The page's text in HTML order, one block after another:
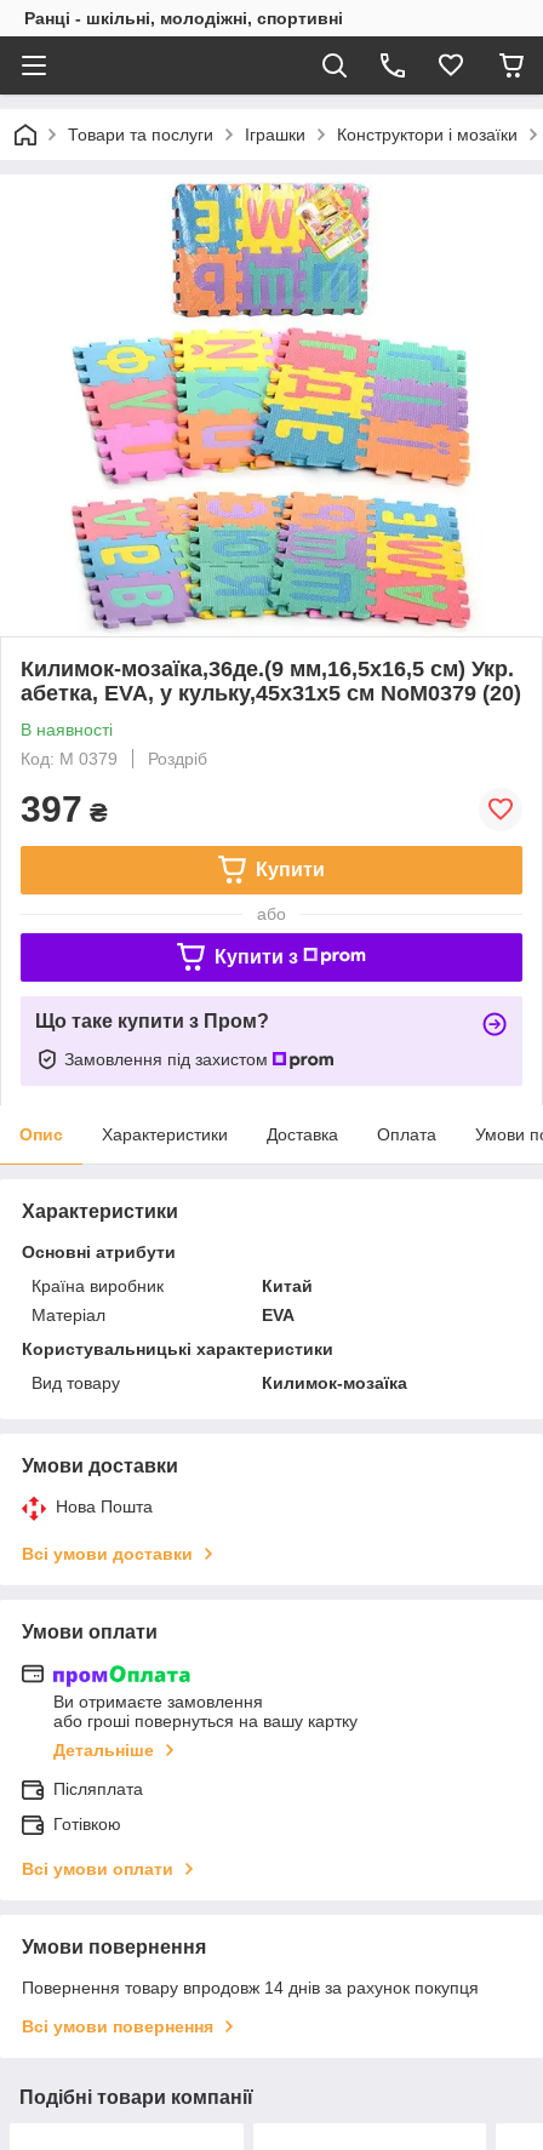
Ранці - шкільні, молодіжні, спортивні
Товари та послуги Іграшки Конструктори і мозаїки
Килимок-мозаїка,36де.(9 мм,16,5х16,5 см) Укр.
абетка, EVA, у кульку,45х31х5 см NoM0379 (20)
В наявності
Код: M 0379
Роздріб
397 ₴
Купити
або
Купити з
Що таке купити з Пром?
Замовлення під захистом
Опис Характеристики Доставка Оплата Умови
Характеристики
Основні атрибути
Країна виробник
Китай
Матеріал
EVA
Користувальницькі характеристики
Вид товару
Килимок-мозаїка
Умови доставки
Нова Пошта
Всі умови доставки
Умови оплати
Ви отримаєте замовлення
або гроші повернуться на вашу картку
Детальніше
Післяплата
Готівкою
Всі умови оплати
Умови повернення
Повернення товару впродовж 14 днів за рахунок покупця
Всі умови повернення
Подібні товари компанії